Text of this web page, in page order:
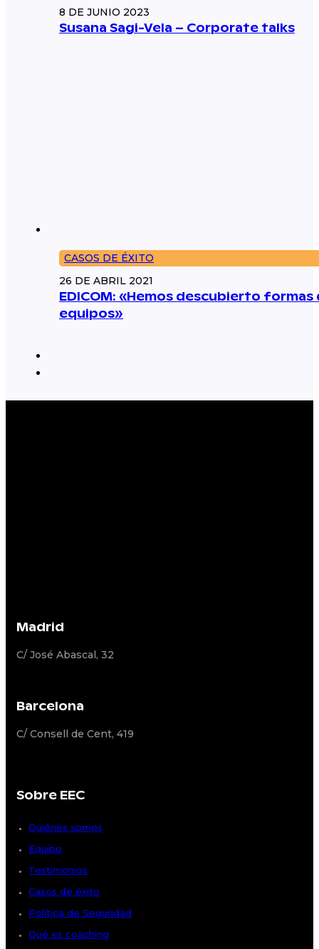
8 DE JUNIO 2023
Susana Sagi-Vela – Corporate talks
CASOS DE ÉXITO
26 DE ABRIL 2021
EDICOM: «Hemos descubierto
equipos»
Madrid
C/ José Abascal, 32
Barcelona
C/ Consell de Cent, 419
Sobre EEC
Quiénes somos
Equipo
Testimonios
Casos de éxito
Política de Seguridad
Qué es coaching